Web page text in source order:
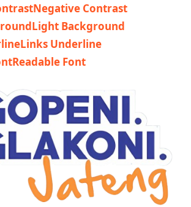
Contrast
Background
Underline
Font